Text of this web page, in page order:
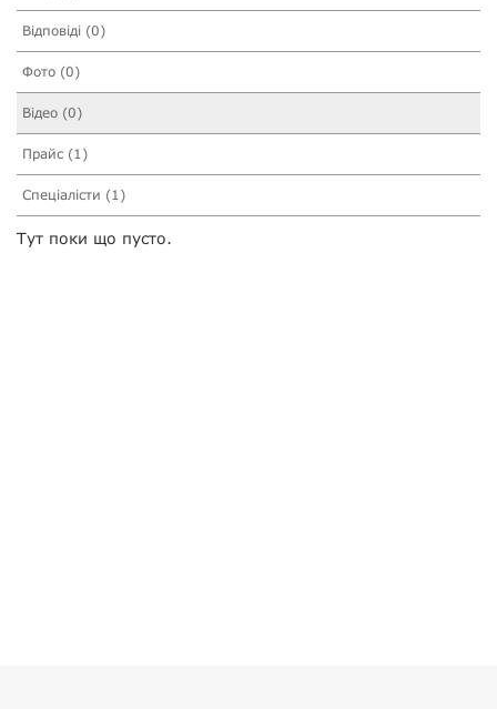
Відповіді (0)
Фото (0)
Відео (0)
Прайс (1)
Спеціалісти (1)
Тут поки що пусто.